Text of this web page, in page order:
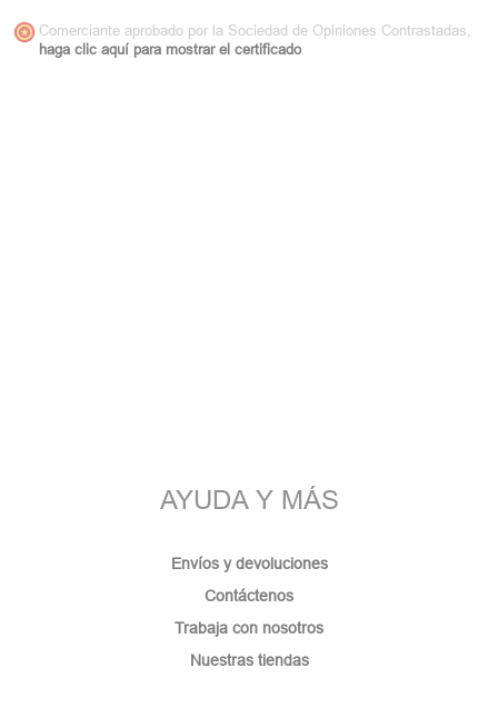
Comerciante aprobado por la Sociedad de Opiniones Contrastadas,
haga clic aquí para mostrar el certificado.
AYUDA Y MÁS
Envíos y devoluciones
Contáctenos
Trabaja con nosotros
Nuestras tiendas